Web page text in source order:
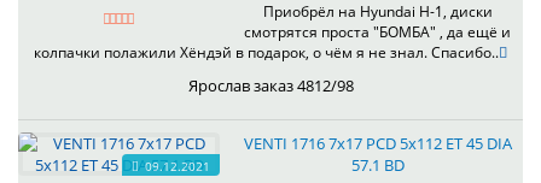
Приобрёл на Hyundai H-1, диски
смотрятся проста "БОМБА" , да ещё и
колпачки полажили Хёндэй в подарок, о чём я не знал. Спасибо..
Ярослав заказ 4812/98
09.12.2021
VENTI 1716 7x17 PCD 5x112 ET 45 DIA
57.1 BD